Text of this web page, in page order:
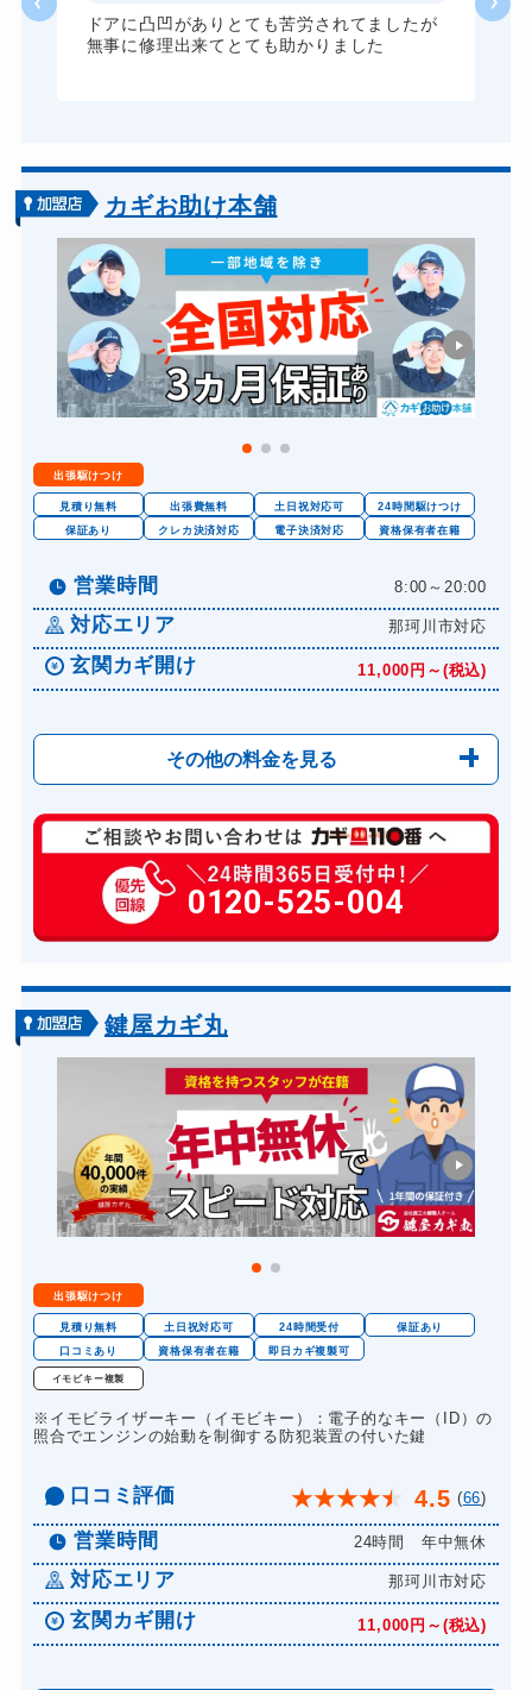
ドアに凸凹がありとても苦労されてましたが
無事に修理出来てとても助かりました
カギお助け本舗
出張駆けつけ
見積り無料 出張費無料 土日祝対応可
24時間駆けつけ
保証あり
クレカ決済対応 電子決済対応 資格保有者在籍
営業時間 8:00～20:00
対応エリア 那珂川市対応
玄関カギ開け 11,000円～(税込)
その他の料金を見る
玄関カギ修理 6,600円～(税込)
玄関カギ作成 14,300円～(税込)
玄関カギ交換 14,300円～(税込)
バイクカギ開け
バイクカギ作成 16,500円～(税込)
スーツケースカギ開け 8,800円～(税込)
金庫カギ開け 14,300円～(税込)
金庫カギ交換 11,000円～(税込)
ロッカーカギ開け 8,800円～(税込)
ドアノブカギ作成 8,800円～(税込)
ドアノブカギ交換 11,000円～(税込)
0120-525-004
鍵屋カギ丸
出張駆けつけ
見積り無料 土日祝対応可 24時間受付
保証あり
口コミあり
資格保有者在籍 即日カギ複製可
イモビキー複製
※イモビライザーキー（イモビキー）：電子的なキー（ID）の
照合でエンジンの始動を制御する防犯装置の付いた鍵
口コミ評価 ★★★★★ 4.5 (66)
営業時間 24時間 年中無休
対応エリア 那珂川市対応
玄関カギ開け 11,000円～(税込)